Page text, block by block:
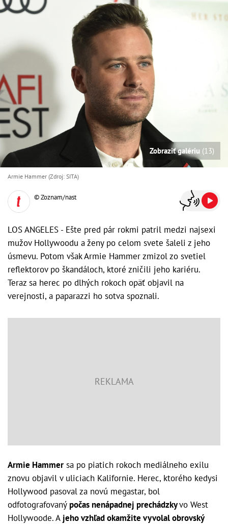
Zobraziť galériu (13)
Armie Hammer (Zdroj: SITA)
© Zoznam/nast
LOS ANGELES - Ešte pred pár rokmi patril medzi najsexi
mužov Hollywoodu a ženy po celom svete šaleli z jeho
úsmevu. Potom však Armie Hammer zmizol zo svetiel
reflektorov po škandáloch, ktoré zničili jeho kariéru.
Teraz sa herec po dlhých rokoch opäť objavil na
verejnosti, a paparazzi ho sotva spoznali.
Armie Hammer sa po piatich rokoch mediálneho exilu
znovu objavil v uliciach Kalifornie. Herec, ktorého kedysi
Hollywood pasoval za novú megastar, bol
odfotografovaný počas nenápadnej prechádzkyvo West
Hollywoode. A jeho vzhľad okamžite vyvolal obrovský